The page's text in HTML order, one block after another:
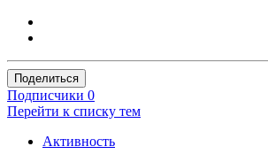
Поделиться
Подписчики 0
Перейти к списку тем
Активность